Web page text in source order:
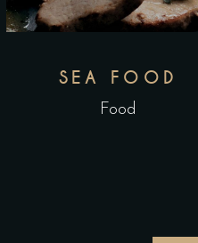
SEA FOOD
Food